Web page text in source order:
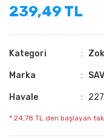
239,49 TL
Kategori
Marka
Havale
* 24,78 TL den başlayan